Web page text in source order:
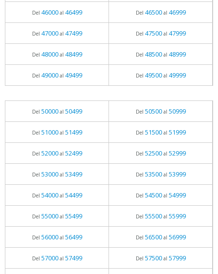
Del 46000al 46499 Del 46500al 46999
Del 47000al 47499 Del 47500al 47999
Del 48000al 48499 Del 48500al 48999
Del 49000al 49499 Del 49500al 49999
Del 50000al 50499 Del 50500al 50999
Del 51000al 51499 Del 51500al 51999
Del 52000al 52499 Del 52500al 52999
Del 53000al 53499 Del 53500al 53999
Del 54000al 54499 Del 54500al 54999
Del 55000al 55499 Del 55500al 55999
Del 56000al 56499 Del 56500al 56999
Del 57000al 57499 Del 57500al 57999